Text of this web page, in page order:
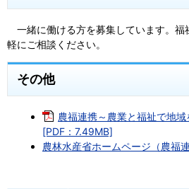
一緒に働ける方を募集しています。福
軽にご相談ください。
その他
農福連携～農業と福祉で地域
[PDF：7.49MB]
農林水産省ホームページ（農福連